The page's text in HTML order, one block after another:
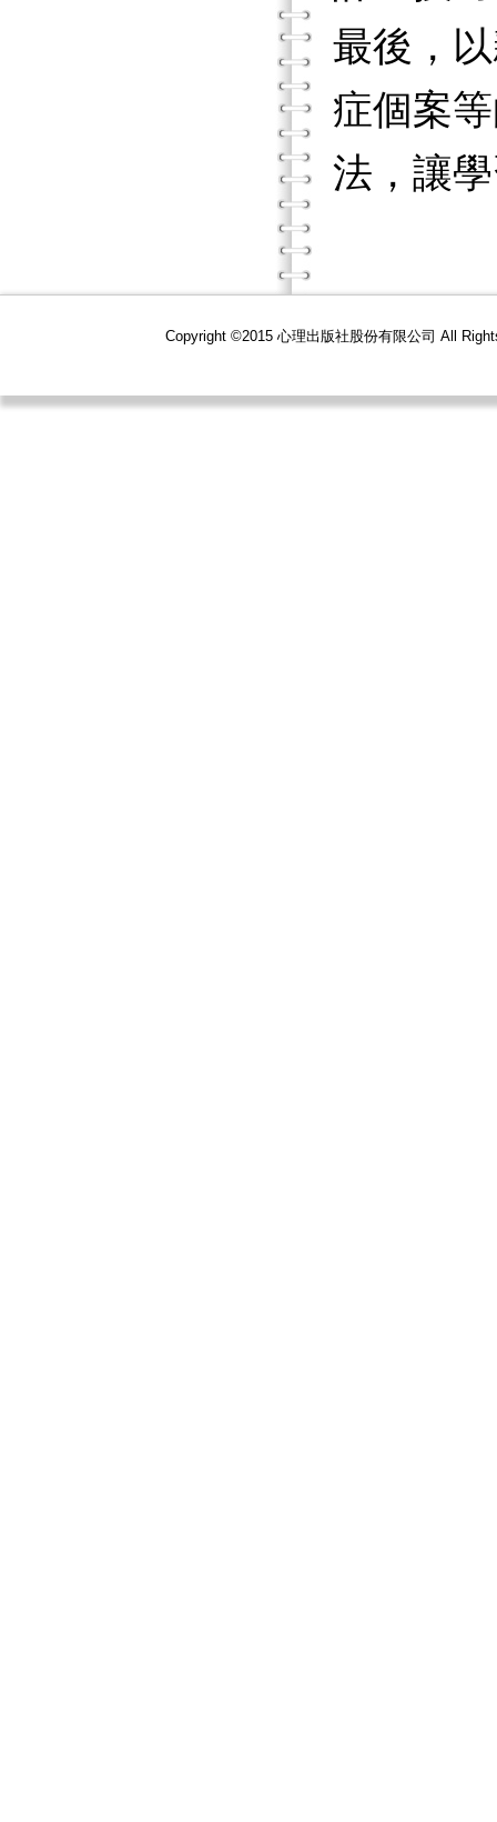
最後，
症個案
法，讓
Copyright ©2015 心理出版社股份有限公司 All